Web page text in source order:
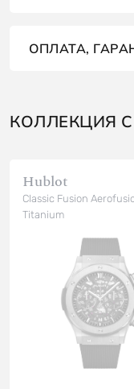
ОПЛАТА,
КОЛЛЕКЦИЯ
Hublot
Classic Fusion
Titanium